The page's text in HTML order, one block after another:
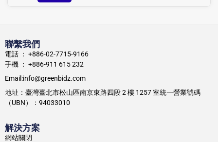
解決方案
網站關閉
聯繫我們
電話 ： +886-02-7715-9166
手機 ： +886-911 615 232
Email:info@greenbidz.com
地址：臺灣臺北市松山區南京東路四段 2 樓 1257 室統一營業號碼
（UBN）：94033010